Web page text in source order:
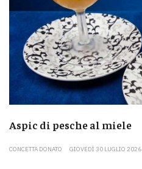
Aspic di pesche al miele
CONCETTA DONATO GIOVEDÌ 30 LUGLIO 2026